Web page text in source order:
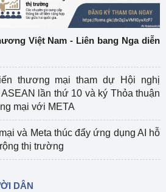
Việt Nam - Liên bang Nga diễn
thương mại tham dự Hội nghị
lần thứ 10 và ký Thỏa thuận
mại với META
và Meta thúc đẩy ứng dụng AI hỗ
thị trường
DÂN